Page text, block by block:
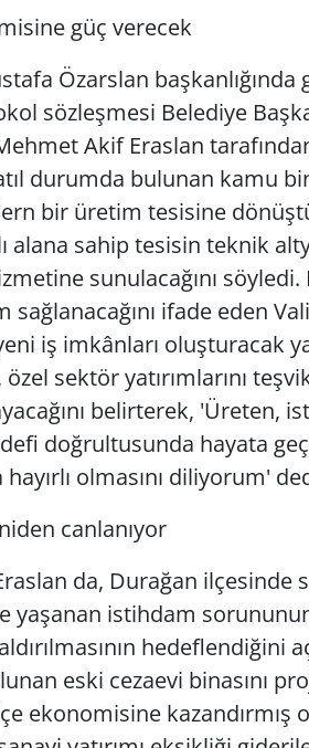
güç verecek
Özarslan
sözleşmesi Belediye
Akif Eraslan
durumda bulunan kamu
bir üretim tesisine
alana sahip tesisin teknik
sunulacağını
ifade eden
iş imkânları oluşturacak
özel sektör yatırımlarını
belirterek, 'Üreten,
doğrultusunda hayata
olmasını diliyorum'
canlanıyor
da, Durağan ilçesinde
yaşanan istihdam
hedeflendiğini
eski cezaevi binasını
ekonomisine kazandırmış